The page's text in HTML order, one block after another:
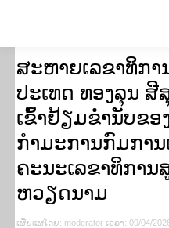
ສະຫາຍເລຂາທິກ
ປະເທດ ທອງລຸນ
ເຂົ້າຢ້ຽມຂໍ່ານັບຂອ
ກໍາມະການກົມການ
ຄະນະເລຂາທິກາ
ຫວຽດນາມ
ເຜີຍ​ແຜ່​ໂດຍ​: moderator ເວ​ລາ: 09/04/